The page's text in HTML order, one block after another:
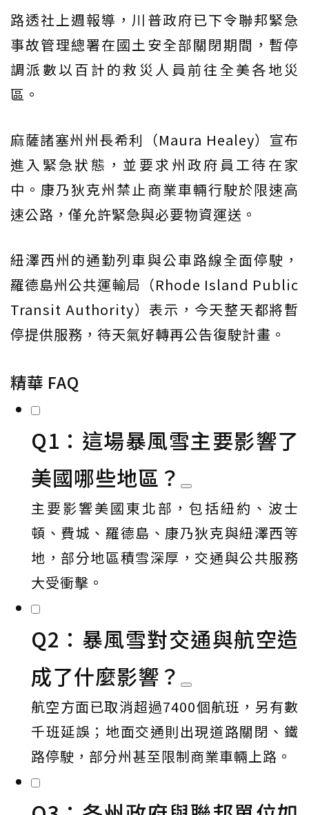
路透社上週報導，川普政府已下令聯邦緊急
事故管理總署在國土安全部關閉期間，暫停
調派數以百計的救災人員前往全美各地災
區。
麻薩諸塞州州長希利（Maura Healey）宣布
進入緊急狀態，並要求州政府員工待在家
中。康乃狄克州禁止商業車輛行駛於限速高
速公路，僅允許緊急與必要物資運送。
紐澤西州的通勤列車與公車路線全面停駛，
羅德島州公共運輸局（Rhode Island Public
Transit Authority）表示，今天整天都將暫
停提供服務，待天氣好轉再公告復駛計畫。
精華 FAQ
Q1：這場暴風雪主要影響了
美國哪些地區？
主要影響美國東北部，包括紐約、波士
頓、費城、羅德島、康乃狄克與紐澤西等
地，部分地區積雪深厚，交通與公共服務
大受衝擊。
Q2：暴風雪對交通與航空造
成了什麼影響？
航空方面已取消超過7400個航班，另有數
千班延誤；地面交通則出現道路關閉、鐵
路停駛，部分州甚至限制商業車輛上路。